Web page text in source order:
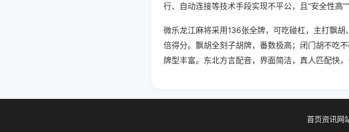
行、自动连接等技术手段实现不平公，且“安全性高”“
微乐龙江麻将采用136张全牌，可吃碰杠，主打飘
倍得分。飘胡全刻子胡牌，番数极高；闭门胡不吃
牌型丰富。东北方言配音，界面简洁，真人匹配快，
首页资讯网